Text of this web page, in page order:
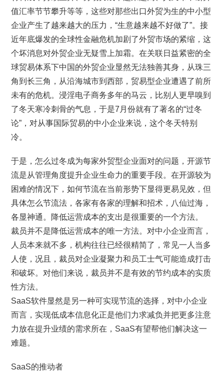
值汇率节节攀升等等，这些对那些出口外贸为生的中小型
企业产生了越来越大的压力，“生意越来越不好做了”。接
近年底爆发的全球性金融危机加剧了外贸市场的紧缩，这
个坏消息对外贸企业无疑雪上加霜。在关联日益紧密的全
球贸易体系下中国的外贸企业显然无法独善其身，从珠三
角到长三角，从沿海城市到西部，贸易型企业遭遇了前所
未有的危机。浸淫电子商务多年的马云，比别人更早嗅到
了冬天寒冷刺骨的气息，于是7月份就有了著名的“过冬
论”，对从事国际贸易的中小企业来说，这个冬天特别
冷。
于是，怎么过冬成为每家外贸型企业面对的问题，开源节
流是从管理角度提升企业生命力的重要手段。在开源较为
困难的情况下，如何节流在当前形势下显得更易见效，但
具体怎么节流法，各家有各家的理解和招术，八仙过海，
各显神通。降低运营成本的支出是很重要的一个方法。
裁员并不是降低运营成本的唯一方法。对中小企业而言，
人员本来就不多，机构往往已经很精简了，常见一人当多
人使，况且，裁员对企业凝聚力和员工士气可能造成打击
和破坏。对他们来说，裁员并不是有效的节约成本的实质
性方法。
SaaS软件显然是另一种可实现节流的选择，对中小企业
而言，实现低成本信息化正是他们力求减负并把更多注意
力放在提升业绩的需求所在，SaaS有望帮他们解决这一
难题。
SaaS的推动者